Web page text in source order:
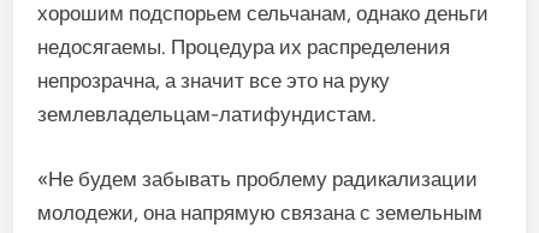
хорошим подспорьем сельчанам, однако деньги
недосягаемы. Процедура их распределения
непрозрачна, а значит все это на руку
землевладельцам-латифундистам.
«Не будем забывать проблему радикализации
молодежи, она напрямую связана с земельным